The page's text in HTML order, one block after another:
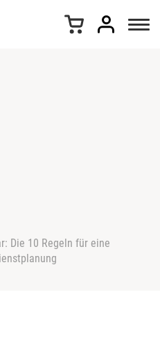
Die 10 Regeln für eine